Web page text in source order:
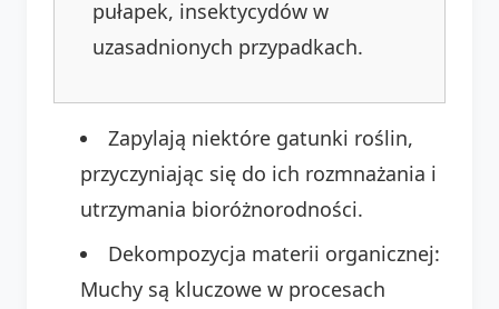
pułapek, insektycydów w
uzasadnionych przypadkach.
Zapylają niektóre gatunki roślin,
przyczyniając się do ich rozmnażania i
utrzymania bioróżnorodności.
Dekompozycja materii organicznej:
Muchy są kluczowe w procesach